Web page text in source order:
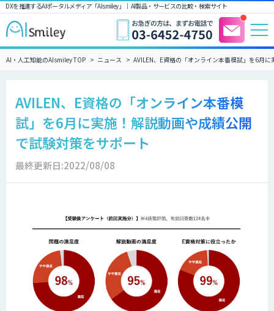
DXを推進するAIポータルメディア「AIsmiley」｜ AI製品・サービスの比較・検索サイト
AI・人工知能のAIsmiley TOP ニュース AVILEN、E資格の「オンライン本番模試」を6月
AVILEN、E資格の「オンライン本番模
試」を6月に実施！解説動画や成績公開
で試験対策をサポート
最終更新日:2022/08/08